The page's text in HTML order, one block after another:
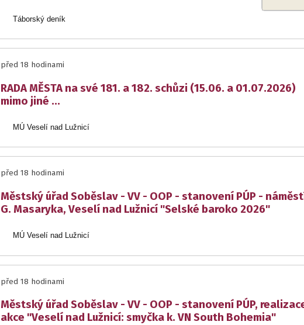
Táborský deník
před 18 hodinami
RADA MĚSTA na své 181. a 182. schůzi (15.06. a 01.07.2026)
mimo jiné ...
MÚ Veselí nad Lužnicí
před 18 hodinami
Městský úřad Soběslav - VV - OOP - stanovení PÚP -
G. Masaryka, Veselí nad Lužnicí "Selské baroko 2026"
MÚ Veselí nad Lužnicí
před 18 hodinami
Městský úřad Soběslav - VV - OOP - stanovení PÚP,
akce "Veselí nad Lužnicí: smyčka k. VN South Bohemia"